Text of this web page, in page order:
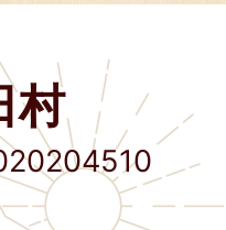
村